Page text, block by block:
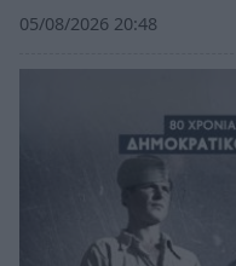
05/08/2026 20:48